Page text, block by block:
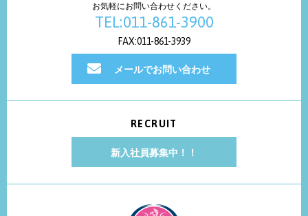
お気軽にお問い合わせください。
TEL:011-861-3900
FAX:011-861-3939
メールでお問い合わせ
RECRUIT
新入社員募集中！！